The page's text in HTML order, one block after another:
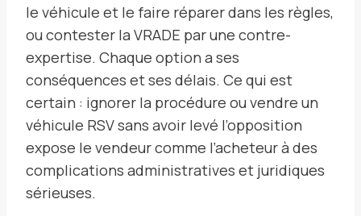
le véhicule et le faire réparer dans les règles,
ou contester la VRADE par une contre-
expertise. Chaque option a ses
conséquences et ses délais. Ce qui est
certain : ignorer la procédure ou vendre un
véhicule RSV sans avoir levé l’opposition
expose le vendeur comme l’acheteur à des
complications administratives et juridiques
sérieuses.